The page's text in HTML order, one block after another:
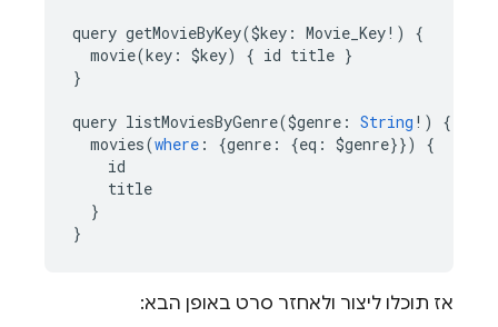
query getMovieByKey($key : Movie_Key! )
{
movie(key : $key) { id title }
}
query listMoviesByGenre($genre : String ! )
{
movies(where : {genre : {eq : $genre}})
{
id
title
}
}
אז תוכלו ליצור ולאחזר סרט באופן הבא: